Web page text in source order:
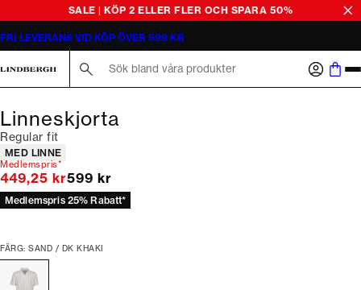
SALE | KÖP 2 ELLER FLER OCH SPARA 50%
FRI LEVERANS VID KÖP ÖVER 599 KR
Linneskjorta
Regular fit
Produktattribut
MED LINNE
Medlemspris*
449,25 krOriginalpris
599 kr
Medlemspris 25% Rabatt*
FÄRG: SAND / DK KHAKI